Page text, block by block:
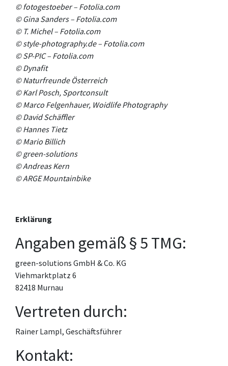
© fotogestoeber – Fotolia.com
© Gina Sanders – Fotolia.com
© T. Michel – Fotolia.com
© style-photography.de – Fotolia.com
© SP-PIC – Fotolia.com
©Dynafit
©Naturfreunde Österreich
©Karl Posch, Sportconsult
© Marco Felgenhauer, Woidlife Photography
©David Schäffler
©Hannes Tietz
©Mario Billich
©green-solutions
© Andreas Kern
© ARGE Mountainbike
Erklärung
Angaben gemäß § 5 TMG:
green-solutions GmbH & Co. KG
Viehmarktplatz 6
82418 Murnau
Vertreten durch:
Rainer Lampl, Geschäftsführer
Kontakt: